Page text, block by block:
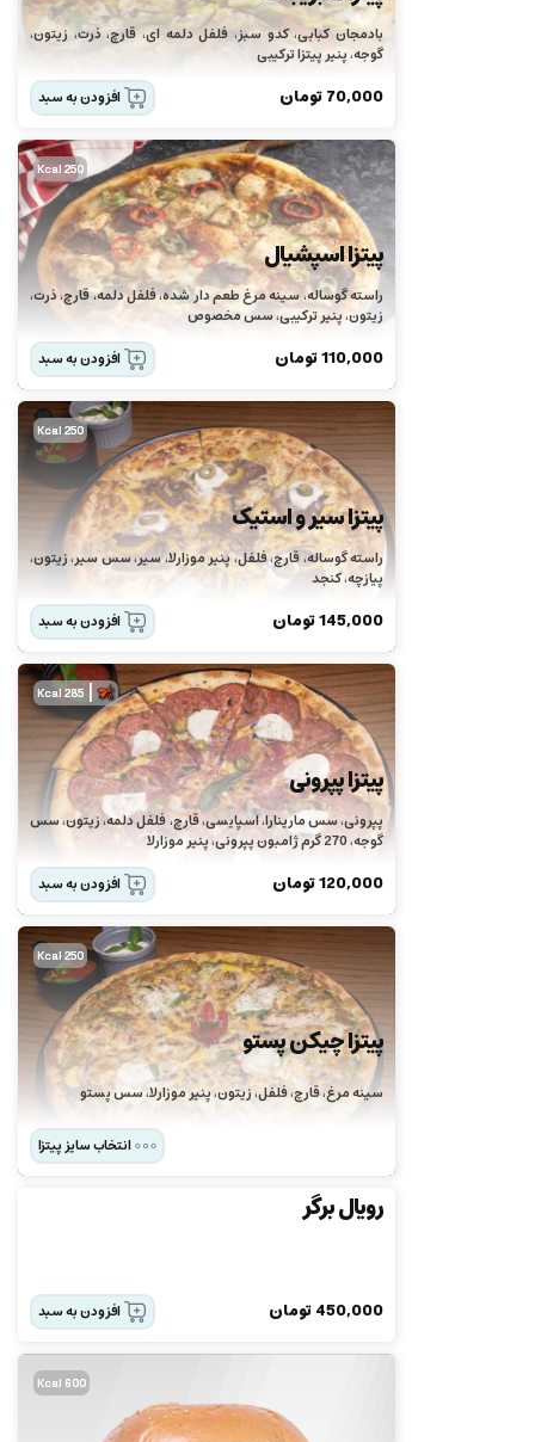
بادمجان کبابی، کدو سبز، فلفل دلمه ای، قارچ، ذرت، زیتون،
گوجه، پنیر پیتزا ترکیبی
70,000تومان افزودن به سبد
250 Kcal
پیتزا اسپشیال
راسته گوساله، سینه مرغ طعم دار شده، فلفل دلمه، قارچ، ذرت،
زیتون، پنیر ترکیبی، سس مخصوص
110,000تومان افزودن به سبد
250 Kcal
پیتزا سیر و استیک
راسته گوساله، قارچ، فلفل، پنیر موزارلا، سیر، سس سیر، زیتون،
پیازچه، کنجد
145,000تومان افزودن به سبد
|
285 Kcal
پیتزا پپرونی
پپرونی، سس مارینارا، اسپایسی، قارچ، فلفل دلمه، زیتون، سس
گوجه، 270 گرم ژامبون پپرونی، پنیر موزارلا
120,000تومان افزودن به سبد
250 Kcal
پیتزا چیکن پستو
سینه مرغ، قارچ، فلفل، زیتون، پنیر موزارلا، سس پستو
انتخاب سایز پیتزا
رویال برگر
450,000تومان افزودن به سبد
600 Kcal